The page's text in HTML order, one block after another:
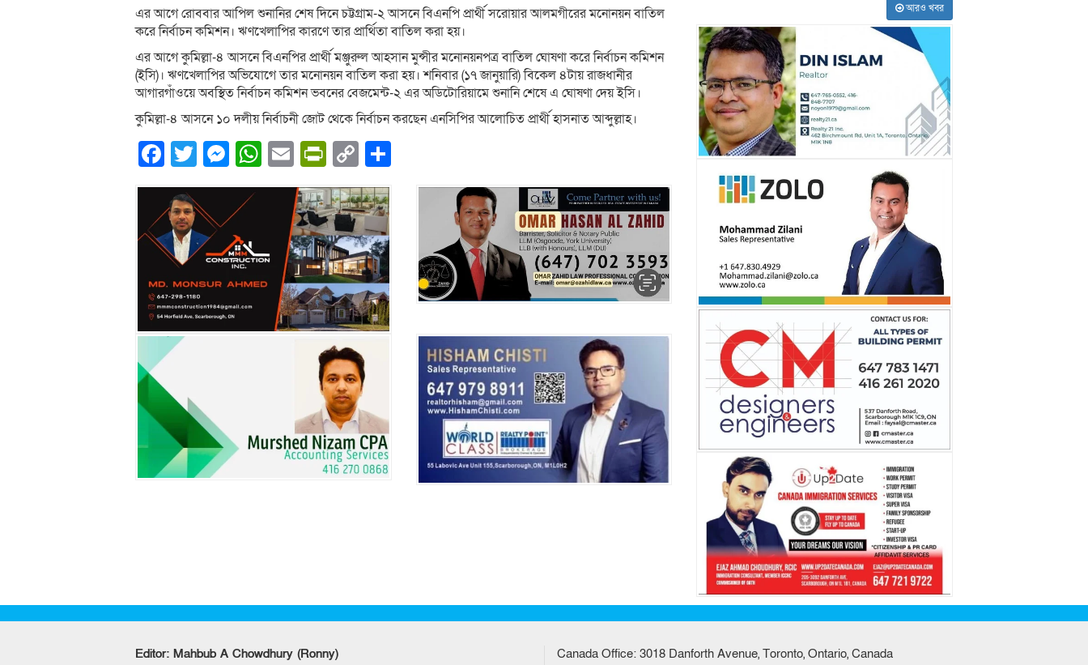
এর আগে রোববার আপিল শুনানির শেষ দিনে চট্টগ্রাম-২ আসনে বিএনপি প্রার্থী সরোয়ার আলমগীরের মনোনয়ন বাতিল
করে নির্বাচন কমিশন। ঋণখেলাপির কারণে তার প্রার্থিতা বাতিল করা হয়।
এর আগে কুমিল্লা-৪ আসনে বিএনপির প্রার্থী মঞ্জুরুল আহসান মুন্সীর মনোনয়নপত্র বাতিল ঘোষণা করে নির্বাচন কমিশন
(ইসি)। ঋণখেলাপির অভিযোগে তার মনোনয়ন বাতিল করা হয়। শনিবার (১৭ জানুয়ারি) বিকেল ৪টায় রাজধানীর
আগারগাঁওয়ে অবস্থিত নির্বাচন কমিশন ভবনের বেজমেন্ট-২ এর অডিটোরিয়ামে শুনানি শেষে এ ঘোষণা দেয় ইসি।
কুমিল্লা-৪ আসনে ১০ দলীয় নির্বাচনী জোট থেকে নির্বাচন করছেন এনসিপির আলোচিত প্রার্থী হাসনাত আব্দুল্লাহ।
Facebook
Twitter
Messenger
WhatsApp
EmailPrintFriendly
Copy
Link
আরও খবর
Editor: Mahbub A Chowdhury (Ronny)
Canada Office: 3018 Danforth Avenue, Toronto, Ontario, Canada